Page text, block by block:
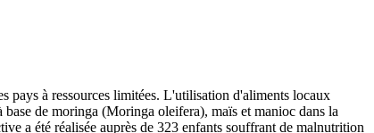
pays à ressources limitées. L'utilisation d'aliments locaux
de moringa (Moringa oleifera), maïs et manioc dans la
a été réalisée auprès de 323 enfants souffrant de malnutrition